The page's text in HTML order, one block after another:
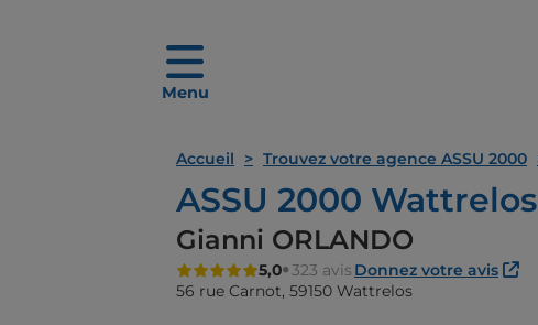
Menu
Accueil Trouvez votre agence ASSU 2000
ASSU 2000 Wattrelos
Gianni ORLANDO
5,0 323 avis Donnez votre avis
56 rue Carnot, 59150 Wattrelos